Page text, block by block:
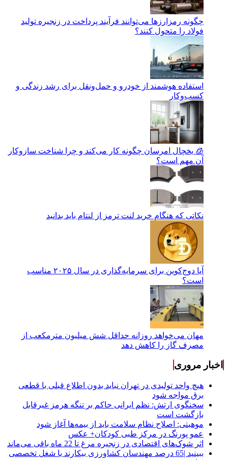
چگونه رمزارزها می‌توانند فرآیند پرداخت در زنجیره تولید
فولاد را متحول کنند؟
استفاده هوشمند از خودرو و حمل‌ونقل برای رشد زندگی و
کسب‌وکار
🧊 یخچال امرسان چگونه کار می‌کند و چرا شناخت سازوکار
آن مهم است؟
نکاتی که هنگام خرید لنت ترمز از لنتام باید بدانید
آیا دوج‌کوین برای سرمایه‌گذاری در سال ۲۰۲۵ مناسب
است؟
مهان می‌خواهد روزانه حداقل شش میلیون مترمکعب از
مصرف گاز را کاهش دهد
اخبار مروری
هیچ واحد تولیدی در تهران نباید بدون اطلاع قبلی با قطعی
برق مواجه شود
سخنگوی ارتش: نظم ایرانی حاکم بر تنگه هرمز غیرقابل
بازگشت است
موهبتی: اصلاح نظام سلامت باید از بیمه‌ها آغاز شود
عمو پورنگ در مرکز طبی کودکان+ عکس
اثر شوک‌های اقتصادی در زنجیره مرغ تا 22 ماه باقی می‌ماند
ببینید |65 درصد مهندسان کشاورزی بیکارند یا شغل تخصصی